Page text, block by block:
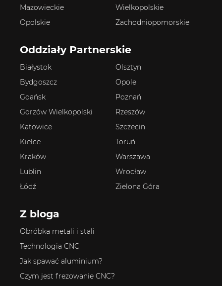
Mazowieckie
Opolskie
Wielkopolskie
Zachodniopomorskie
Oddziały Partnerskie
Białystok
Bydgoszcz
Gdańsk
Gorzów Wielkopolski
Katowice
Kielce
Kraków
Lublin
Łódź
Olsztyn
Opole
Poznań
Rzeszów
Szczecin
Toruń
Warszawa
Wrocław
Zielona Góra
Z bloga
Obróbka metali i stali
Technologia CNC
Jak spawać aluminium?
Czym jest frezowanie CNC?